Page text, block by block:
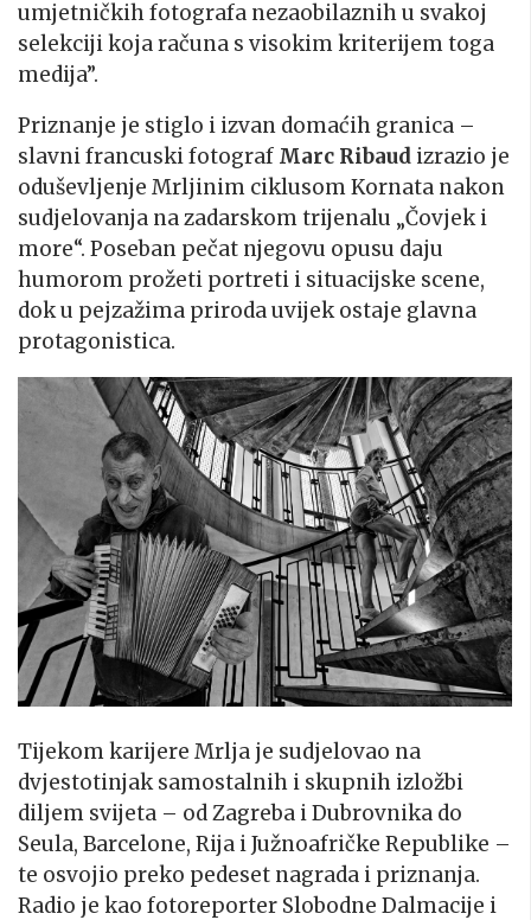
umjetničkih fotografa nezaobilaznih u svakoj
selekciji koja računa s visokim kriterijem toga
medija”.
Priznanje je stiglo i izvan domaćih granica –
slavni francuski fotograf Marc Ribaud izrazio je
oduševljenje Mrljinim ciklusom Kornata nakon
sudjelovanja na zadarskom trijenalu „Čovjek i
more“. Poseban pečat njegovu opusu daju
humorom prožeti portreti i situacijske scene,
dok u pejzažima priroda uvijek ostaje glavna
protagonistica.
Tijekom karijere Mrlja je sudjelovao na
dvjestotinjak samostalnih i skupnih izložbi
diljem svijeta – od Zagreba i Dubrovnika do
Seula, Barcelone, Rija i Južnoafričke Republike –
te osvojio preko pedeset nagrada i priznanja.
Radio je kao fotoreporter Slobodne Dalmacije i